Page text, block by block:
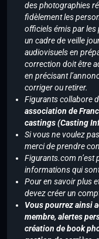
des photographies
fidèlement les
officiels émis par les
un cadre de veille
audiovisuels en
correction doit être
en précisant
corriger ou retirer.
Figurants collabore
association de
castings (Casting
Si vous ne voulez
merci de prendre
Figurants.com n’est
informations qui
Pour en savoir plus
devez créer un
Vous pourrez ainsi
membre, alertes
création de book